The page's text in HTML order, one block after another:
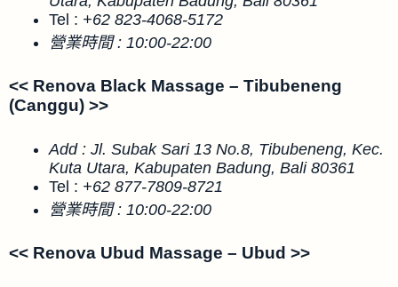
Tel : +62 823-4068-5172
營業時間 : 10:00-22:00
<< Renova Black Massage – Tibubeneng
(Canggu) >>
Add : Jl. Subak Sari 13 No.8, Tibubeneng, Kec.
Kuta Utara, Kabupaten Badung, Bali 80361
Tel : +62 877-7809-8721
營業時間 : 10:00-22:00
<< Renova Ubud Massage – Ubud >>